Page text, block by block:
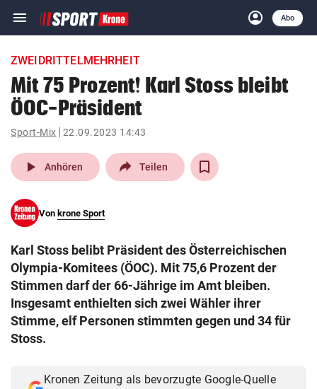
menu Navigation
ein-/ausklappen
account_circle
Anmelden
Abo
close Schließen
account_circle Anmelden
pin_drop
Wien arrow_right
search
eingeben
© Krone Multimedia GmbH & Co KG 2026
Muthgasse 2, 1190 Wien
ZWEIDRITTELMEHRHEIT
Mit 75 Prozent! Karl Stoss bleibt
ÖOC-Präsident
Sport-Mix 22.09.2023 14:43
play_arrow Anhören Teilen
Von krone Sport
Karl Stoss belibt Präsident des Österreichischen
Olympia-Komitees (ÖOC). Mit 75,6 Prozent der
Stimmen darf der 66-Jährige im Amt bleiben.
Insgesamt enthielten sich zwei Wähler ihrer
Stimme, elf Personen stimmten gegen und 34 für
Stoss.
Kronen Zeitung als bevorzugte Google-Quelle